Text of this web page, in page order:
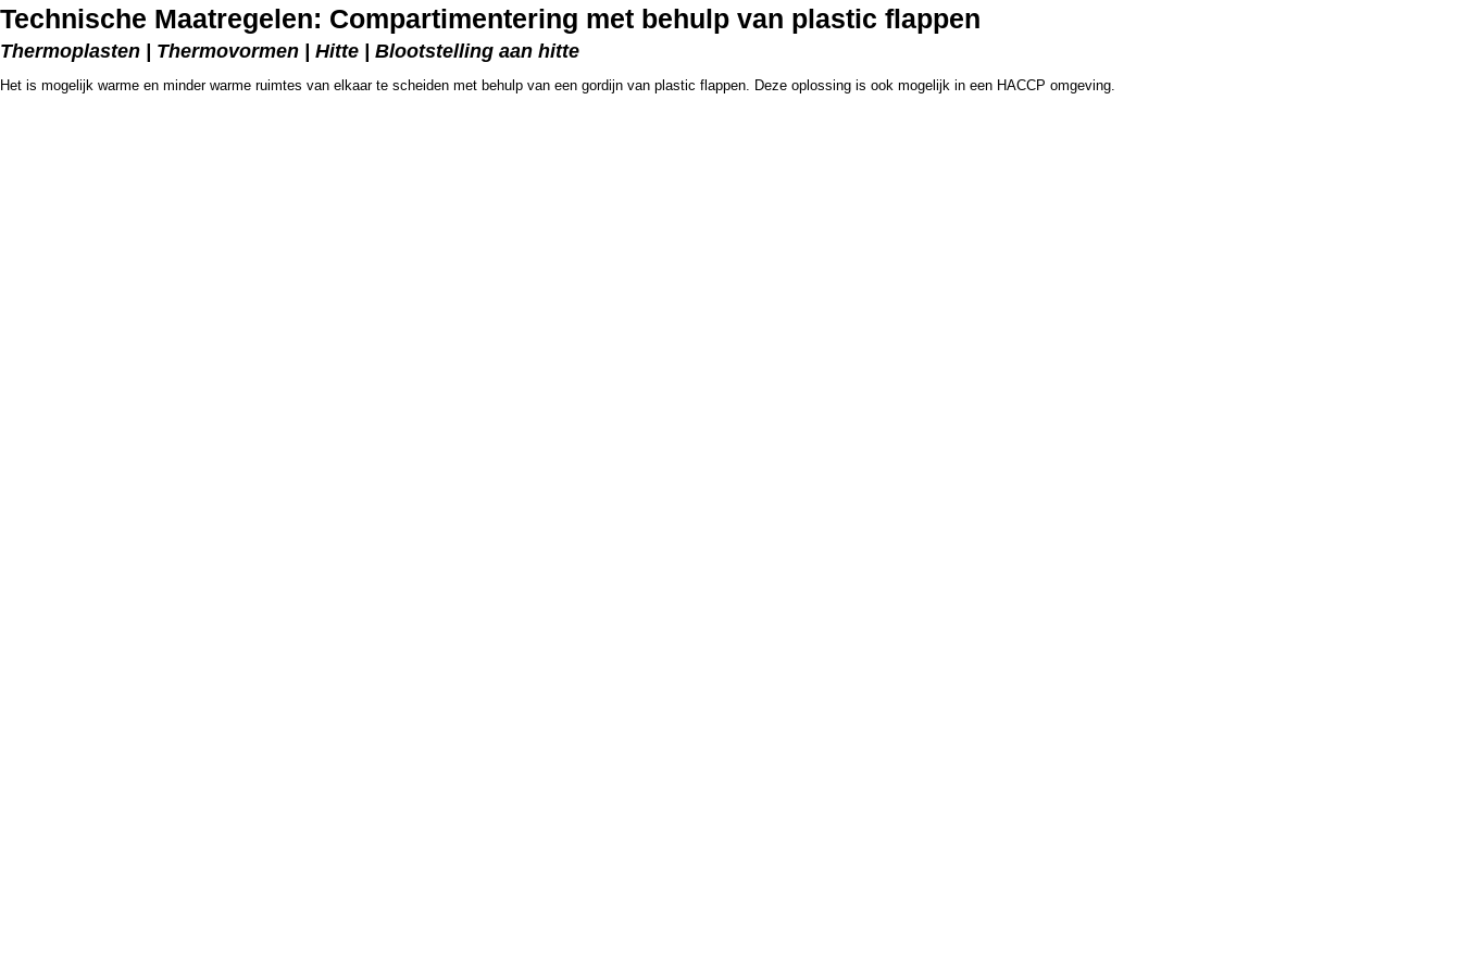
Technische Maatregelen: Compartimentering met behulp van plastic flappen
Thermoplasten | Thermovormen | Hitte | Blootstelling aan hitte
Het is mogelijk warme en minder warme ruimtes van elkaar te scheiden met behulp van een gordijn van plastic flappen. Deze oplossing is ook mogelijk in een HACCP omgeving.